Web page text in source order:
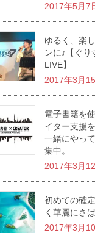
2017年5月7
ゆるく、楽
ンに♪【ぐり
LIVE】
2017年3月
電子書籍を
イター支援
一緒にやっ
集中。
2017年3月
初めての確
く華麗にさ
2017年3月